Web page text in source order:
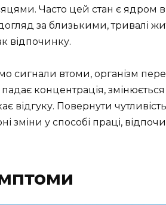
Часто цей стан є ядром
за близькими, тривалі
відпочинку.
сигнали втоми, організм
концентрація,
відгуку. Повернути
зміни у способі праці,